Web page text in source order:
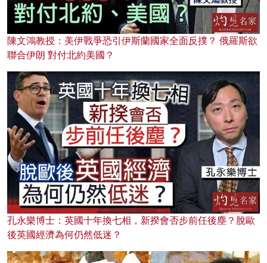
陳文鴻教授：美伊戰爭恐引伊斯蘭國家全面反撲？ 俄羅斯欲
聯合伊朗 對付北約美國？
孔永樂博士：英國十年換七相，新揆會否步前任後塵？脫歐
後英國經濟為何仍然低迷？